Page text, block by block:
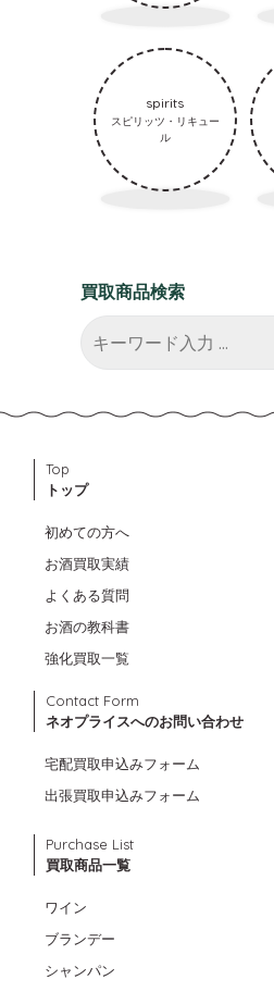
spirits
スピリッツ・リキュー
ル
買取商品検索
Top
トップ
初めての方へ
お酒買取実績
よくある質問
お酒の教科書
強化買取一覧
Contact Form
ネオプライスへのお問い合わせ
宅配買取申込みフォーム
出張買取申込みフォーム
Purchase List
買取商品一覧
ワイン
ブランデー
シャンパン